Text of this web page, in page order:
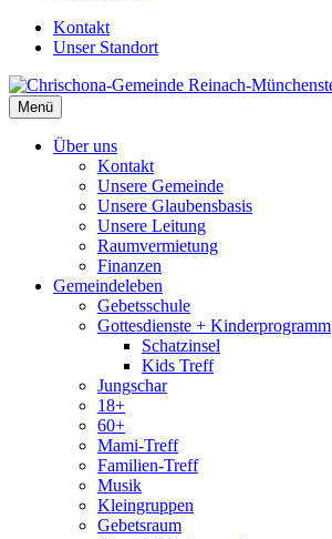
Kontakt
Unser Standort
Menü
Über uns
Kontakt
Unsere Gemeinde
Unsere Glaubensbasis
Unsere Leitung
Raumvermietung
Finanzen
Gemeindeleben
Gebetsschule
Gottesdienste + Kinderprogramm
Schatzinsel
Kids Treff
Jungschar
18+
60+
Mami-Treff
Familien-Treff
Musik
Kleingruppen
Gebetsraum